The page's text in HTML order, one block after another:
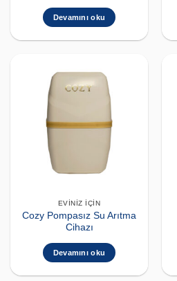
Devamını oku
EVINIZ İÇIN
Cozy Pompasız Su Arıtma
Cihazı
Devamını oku